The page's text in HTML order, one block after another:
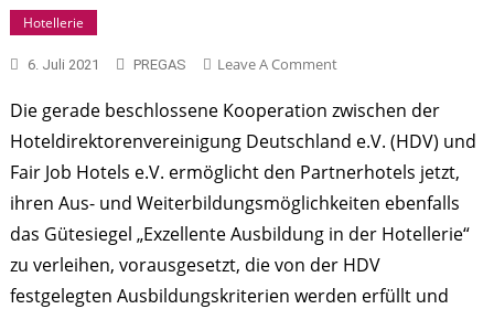
Hotellerie
6. Juli 2021 PREGAS Leave A CommentOn
Ausbildung
In
Der
–
Das
Gütesiegel
Der
Die gerade beschlossene Kooperation zwischen der
Hoteldirektorenvereinigung Deutschland e.V. (HDV) und
Fair Job Hotels e.V. ermöglicht den Partnerhotels jetzt,
ihren Aus- und Weiterbildungsmöglichkeiten ebenfalls
das Gütesiegel „Exzellente Ausbildung in der Hotellerie“
zu verleihen, vorausgesetzt, die von der HDV
festgelegten Ausbildungskriterien werden erfüllt und